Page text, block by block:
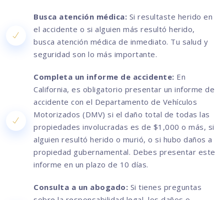
Busca atención médica: Si resultaste herido en
el accidente o si alguien más resultó herido,
busca atención médica de inmediato. Tu salud y
seguridad son lo más importante.
Completa un informe de accidente: En
California, es obligatorio presentar un informe de
accidente con el Departamento de Vehículos
Motorizados (DMV) si el daño total de todas las
propiedades involucradas es de $1,000 o más, si
alguien resultó herido o murió, o si hubo daños a
propiedad gubernamental. Debes presentar este
informe en un plazo de 10 días.
Consulta a un abogado: Si tienes preguntas